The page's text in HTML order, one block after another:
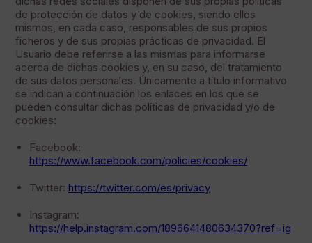
de protección de datos y de cookies, siendo ellos
mismos, en cada caso, responsables de sus propios
ficheros y de sus propias prácticas de privacidad. El
Usuario debe referirse a las mismas para informarse
acerca de dichas cookies y, en su caso, del tratamiento
de sus datos personales. Únicamente a título informativo
se indican a continuación los enlaces en los que se
pueden consultar dichas políticas de privacidad y/o de
cookies:
Facebook:
https://www.facebook.com/policies/cookies/
Twitter: https://twitter.com/es/privacy
Instagram:
https://help.instagram.com/1896641480634370?ref=ig